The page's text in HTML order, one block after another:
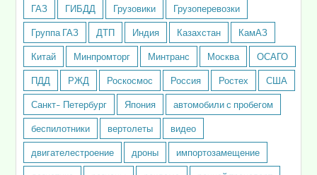
ГАЗ
ГИБДД Грузовики
Грузоперевозки
Группа ГАЗ
ДТП Индия Казахстан
КамАЗ
Китай
Минпромторг Минтранс Москва
ОСАГО
ПДД
РЖД Роскосмос Россия Ростех
США
Санкт- Петербург
Япония
автомобили с пробегом
беспилотники
вертолеты
видео
двигателестроение
дроны
импортозамещение